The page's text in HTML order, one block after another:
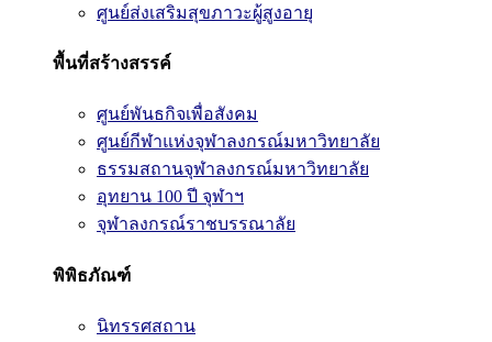
ศูนย์ส่งเสริมสุขภาวะผู้สูงอายุ
พื้นที่สร้างสรรค์
ศูนย์พันธกิจเพื่อสังคม
ศูนย์กีฬาแห่งจุฬาลงกรณ์มหาวิทยาลัย
ธรรมสถานจุฬาลงกรณ์มหาวิทยาลัย
อุทยาน 100 ปี จุฬาฯ
จุฬาลงกรณ์ราชบรรณาลัย
พิพิธภัณฑ์
นิทรรศสถาน